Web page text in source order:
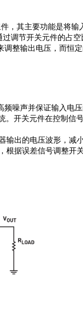
，其主要功能是将
调节开关元件的占
整输出电压，而恒
噪声并保证输入电压
。开关元件在控制
出的电压波形，减
据误差信号调整开